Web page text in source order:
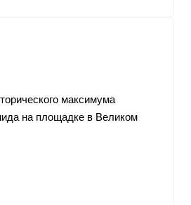
максимума
на площадке в Великом